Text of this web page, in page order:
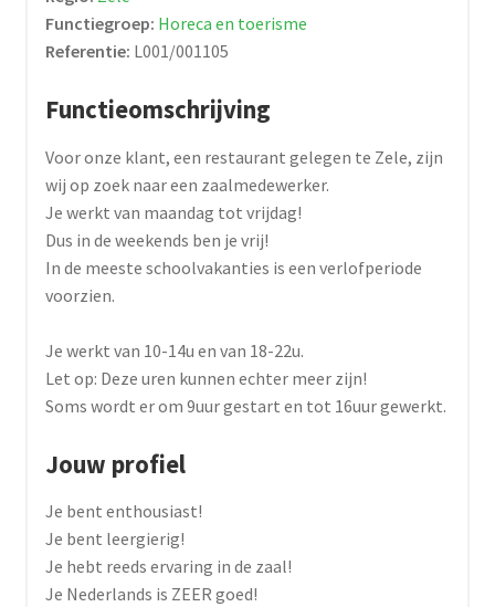
Functiegroep: Horeca en toerisme
Referentie: L001/001105
Functieomschrijving
Voor onze klant, een restaurant gelegen te Zele, zijn
wij op zoek naar een zaalmedewerker.
Je werkt van maandag tot vrijdag!
Dus in de weekends ben je vrij!
In de meeste schoolvakanties is een verlofperiode
voorzien.
Je werkt van 10-14u en van 18-22u.
Let op: Deze uren kunnen echter meer zijn!
Soms wordt er om 9uur gestart en tot 16uur gewerkt.
Jouw profiel
Je bent enthousiast!
Je bent leergierig!
Je hebt reeds ervaring in de zaal!
Je Nederlands is ZEER goed!